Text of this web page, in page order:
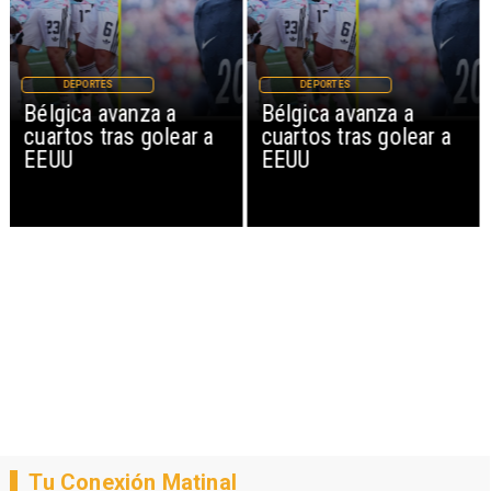
Bélgica avanza a
cuartos tras golear a
EEUU
DEPORTES
Bélgica avanza a
cuartos tras golear a
EEUU
DEPORTES
Tu Conexión Matinal